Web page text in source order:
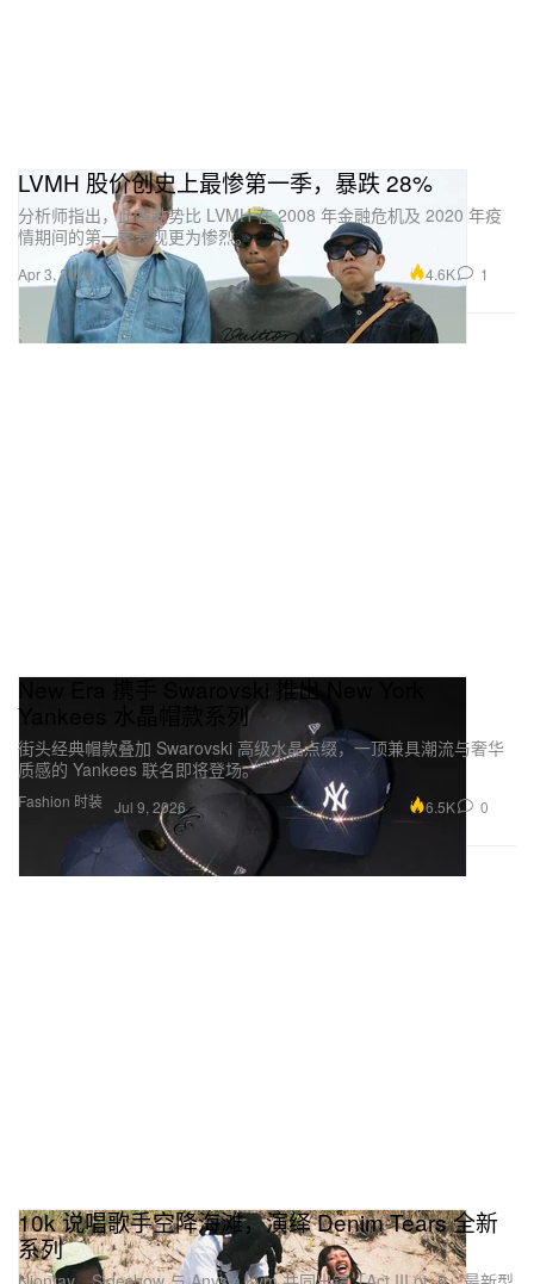
LVMH 股价创史上最惨第一季，暴跌 28%
分析师指出，此番跌势比 LVMH 在 2008 年金融危机及 2020 年疫
情期间的第一季表现更为惨烈。
Apr 3, 2026 4.6K 1
Fashion 时装
New Era 携手 Swarovski 推出 New York
Yankees 水晶帽款系列
街头经典帽款叠加 Swarovski 高级水晶点缀，一顶兼具潮流与奢华
质感的 Yankees 联名即将登场。
Jul 9, 2026 6.5K 0
10k 说唱歌手空降海滩，演绎 Denim Tears 全新
系列